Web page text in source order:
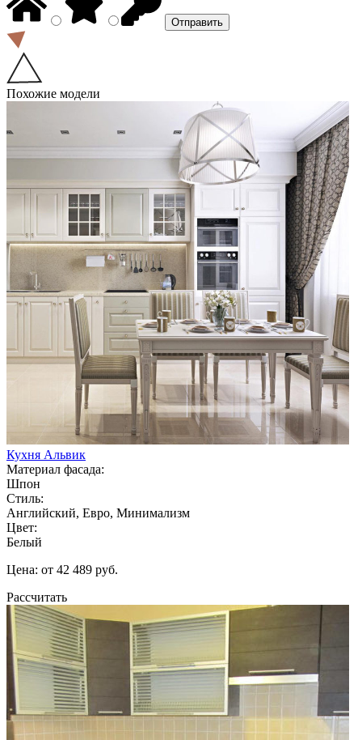
Похожие модели
Кухня Альвик
Материал фасада:
Шпон
Стиль:
Английский, Евро, Минимализм
Цвет:
Белый
Цена: от 42 489 руб.
Рассчитать